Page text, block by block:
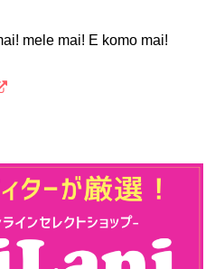
mele mai! E komo mai!